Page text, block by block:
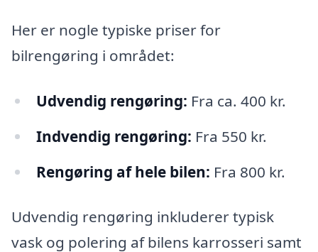
Her er nogle typiske priser for
bilrengøring i området:
Udvendig rengøring: Fra ca. 400 kr.
Indvendig rengøring: Fra 550 kr.
Rengøring af hele bilen: Fra 800 kr.
Udvendig rengøring inkluderer typisk
vask og polering af bilens karrosseri samt